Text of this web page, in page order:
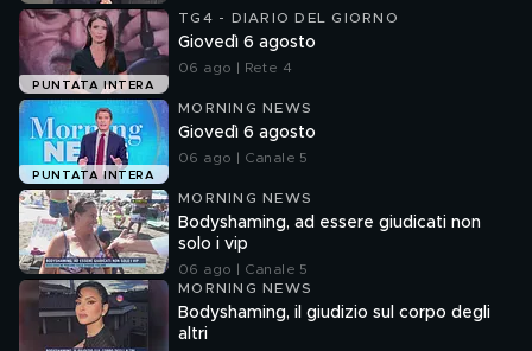
PUNTATA INTERA
TG4 - DIARIO DEL GIORNO
Giovedì 6 agosto
06 ago | Rete 4
PUNTATA INTERA
MORNING NEWS
Giovedì 6 agosto
06 ago | Canale 5
MORNING NEWS
Bodyshaming, ad essere giudicati non
solo i vip
06 ago | Canale 5
MORNING NEWS
Bodyshaming, il giudizio sul corpo degli
altri